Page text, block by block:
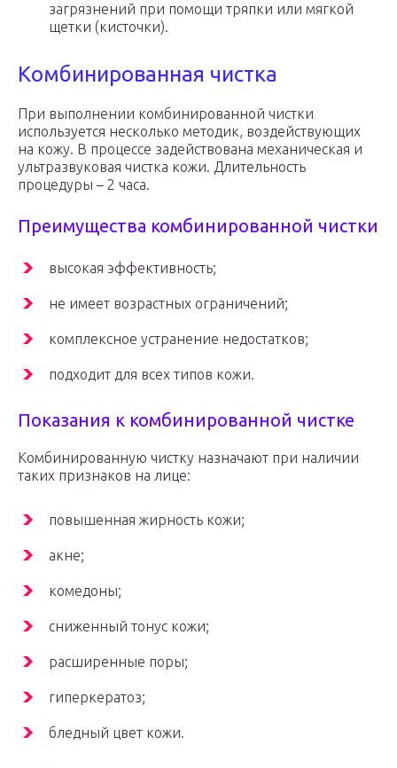
загрязнений при помощи тряпки или мягкой
щетки (кисточки).
Комбинированная чистка
При выполнении комбинированной чистки
используется несколько методик, воздействующих
на кожу. В процессе задействована механическая и
ультразвуковая чистка кожи. Длительность
процедуры – 2 часа.
Преимущества комбинированной чистки
высокая эффективность;
не имеет возрастных ограничений;
комплексное устранение недостатков;
подходит для всех типов кожи.
Показания к комбинированной чистке
Комбинированную чистку назначают при наличии
таких признаков на лице:
повышенная жирность кожи;
акне;
комедоны;
сниженный тонус кожи;
расширенные поры;
гиперкератоз;
бледный цвет кожи.